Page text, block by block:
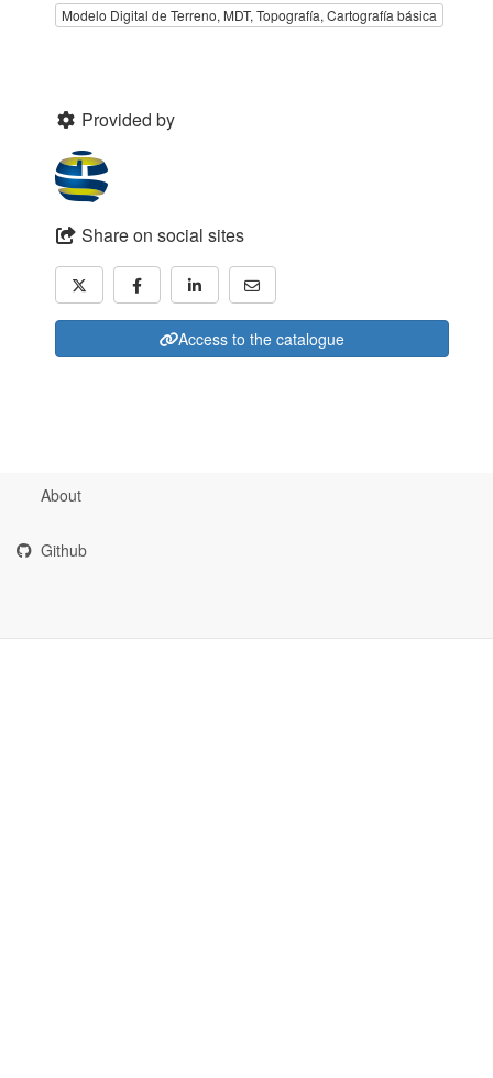
Modelo Digital de Terreno, MDT, Topografía, Cartografía básica
Provided by
Share on social sites
Access to the catalogue
About
Github